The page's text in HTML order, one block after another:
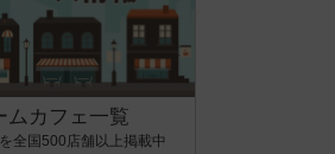
ムカフェ一覧
全国500店舗以上掲載中